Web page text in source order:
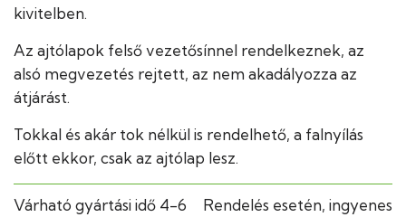
kivitelben.
Az ajtólapok felső vezetősínnel rendelkeznek, az
alsó megvezetés rejtett, az nem akadályozza az
átjárást.
Tokkal és akár tok nélkül is rendelhető, a falnyílás
előtt ekkor, csak az ajtólap lesz.
Várható gyártási idő 4-6
Rendelés esetén, ingyenes